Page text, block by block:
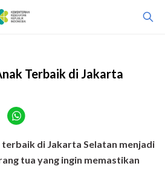
Terbaik di Jakarta
di Jakarta Selatan menjadi
tua yang ingin memastikan